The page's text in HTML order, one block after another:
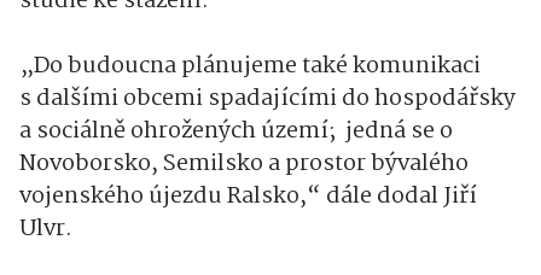
„Do budoucna plánujeme také komunikaci
s dalšími obcemi spadajícími do hospodářsky
a sociálně ohrožených území; jedná se o
Novoborsko, Semilsko a prostor bývalého
vojenského újezdu Ralsko,“ dále dodal Jiří
Ulvr.